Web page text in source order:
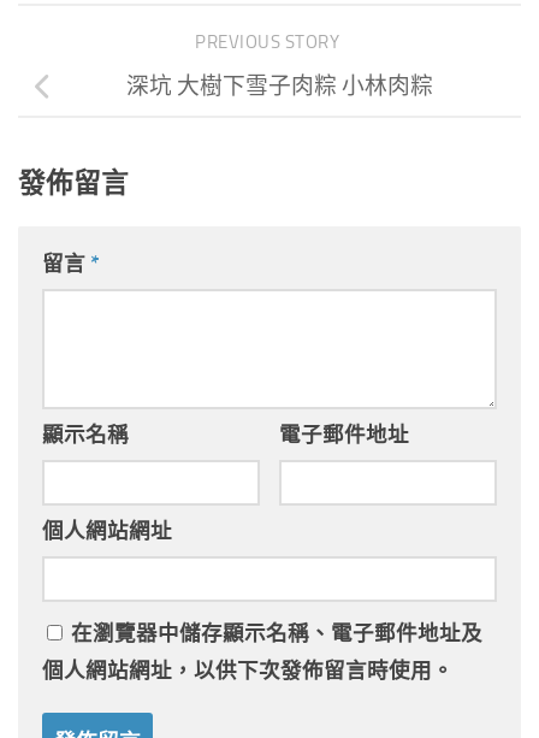
PREVIOUS STORY
深坑 大樹下雪子肉粽 小林肉粽
發佈留言
留言 *
顯示名稱 電子郵件地址
個人網站網址
在瀏覽器中儲存顯示名稱、電子郵件地址及
個人網站網址，以供下次發佈留言時使用。